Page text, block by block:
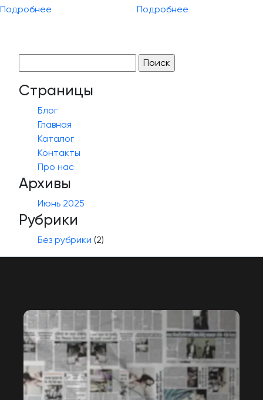
Подробнее Подробнее
Страницы
Блог
Главная
Каталог
Контакты
Про нас
Архивы
Июнь 2025
Рубрики
Без рубрики (2)